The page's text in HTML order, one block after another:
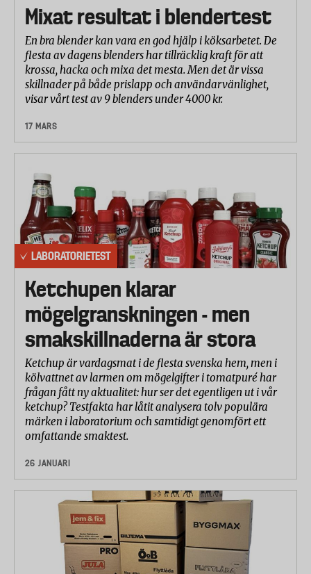
Mixat resultat i blendertest
En bra blender kan vara en god hjälp i köksarbetet. De
flesta av dagens blenders har tillräcklig kraft för att
krossa, hacka och mixa det mesta. Men det är vissa
skillnader på både prislapp och användarvänlighet,
visar vårt test av 9 blenders under 4000 kr.
17 MARS
LABORATORIETEST
Ketchupen klarar
mögelgranskningen - men
smakskillnaderna är stora
Ketchup är vardagsmat i de flesta svenska hem, men i
kölvattnet av larmen om mögelgifter i tomatpuré har
frågan fått ny aktualitet: hur ser det egentligen ut i vår
ketchup? Testfakta har låtit analysera tolv populära
märken i laboratorium och samtidigt genomfört ett
omfattande smaktest.
26 JANUARI